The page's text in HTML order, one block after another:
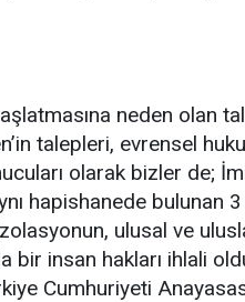
neden olan
talepleri, evrensel
olarak bizler de;
hapishanede bulunan
ulusal ve
bir insan hakları ihlali
Cumhuriyeti